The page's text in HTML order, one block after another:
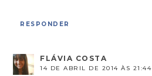
RESPONDER
FLÁVIA COSTA
14 DE ABRIL DE 2014 ÀS 21:44